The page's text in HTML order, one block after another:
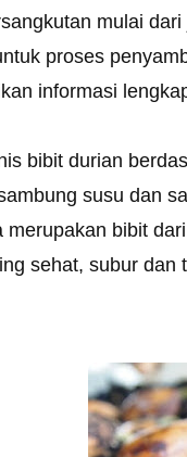
mulai
proses
informasi
bibit durian
susu dan
merupakan bibit
sehat, subur dan